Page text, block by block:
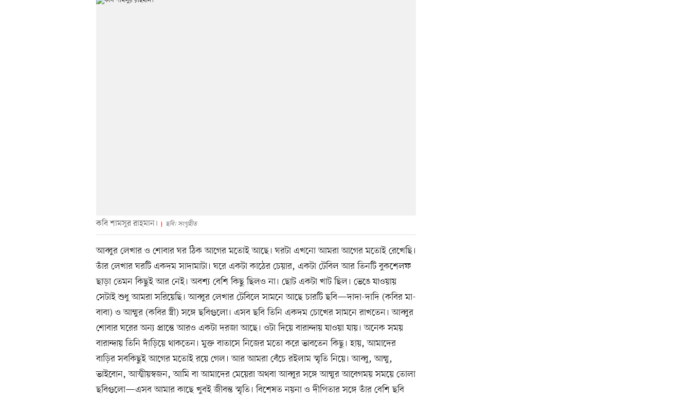
কবি শামসুর রাহমান। ছবি: সংগৃহীত
আব্বুর লেখার ও শোবার ঘর ঠিক আগের মতোই আছে। ঘরটা এখনো আমরা আগের মতোই রেখেছি।
তাঁর লেখার ঘরটি একদম সাদামাটা। ঘরে একটা কাঠের চেয়ার, একটা টেবিল আর তিনটি বুকশেলফ
ছাড়া তেমন কিছুই আর নেই। অবশ্য বেশি কিছু ছিলও না। ছোট একটা খাট ছিল। ভেঙে যাওয়ায়
সেটাই শুধু আমরা সরিয়েছি। আব্বুর লেখার টেবিলে সামনে আছে চারটি ছবি—দাদা-দাদি (কবির মা-
বাবা) ও আম্মুর (কবির স্ত্রী) সঙ্গে ছবিগুলো। এসব ছবি তিনি একদম চোখের সামনে রাখতেন। আব্বুর
শোবার ঘরের অন্য প্রান্তে আরও একটা দরজা আছে। ওটা দিয়ে বারান্দায় যাওয়া যায়। অনেক সময়
বারান্দায় তিনি দাঁড়িয়ে থাকতেন। মুক্ত বাতাসে নিজের মতো করে ভাবতেন কিছু। হায়, আমাদের
বাড়ির সবকিছুই আগের মতোই রয়ে গেল। আর আমরা বেঁচে রইলাম স্মৃতি নিয়ে। আব্বু, আম্মু,
ভাইবোন, আত্মীয়স্বজন, আমি বা আমাদের মেয়েরা অথবা আব্বুর সঙ্গে আম্মুর আবেগময় সময়ে তোলা
ছবিগুলো—এসব আমার কাছে খুবই জীবন্ত স্মৃতি। বিশেষত নয়না ও দীপিতার সঙ্গে তাঁর বেশি ছবি